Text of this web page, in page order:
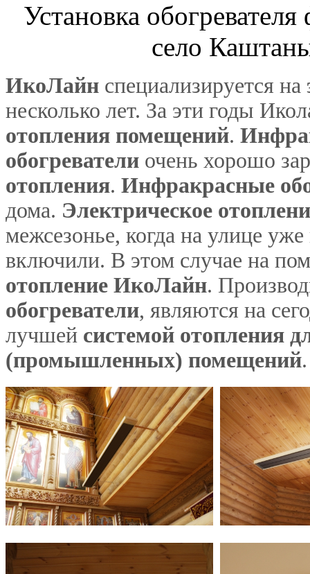
Установка
село
ИкоЛайн специализируется на
несколько лет. За эти годы
отопления помещений.
обогреватели очень хорошо
отопления. Инфракрасные
дома. Электрическое
межсезонье, когда на улице
включили. В этом случае на
отопление ИкоЛайн.
обогреватели, являются на
лучшей системой отопления
(промышленных) помещений.